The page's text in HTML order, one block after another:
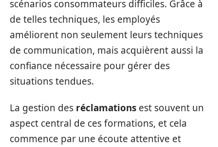
scénarios consommateurs difficiles. Grâce à
de telles techniques, les employés
améliorent non seulement leurs techniques
de communication, mais acquièrent aussi la
confiance nécessaire pour gérer des
situations tendues.
La gestion des réclamations est souvent un
aspect central de ces formations, et cela
commence par une écoute attentive et